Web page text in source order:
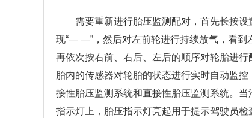
需要重新进行胎压监测配对，首先长按
现“— —”，然后对左前轮进行持续放气，看到
再依次按右前、右后、左后的顺序对轮胎进
胎内的传感器对轮胎的状态进行实时自动监
接性胎压监测系统和直接性胎压监测系统。
指示灯上，胎压指示灯亮起用于提示驾驶员